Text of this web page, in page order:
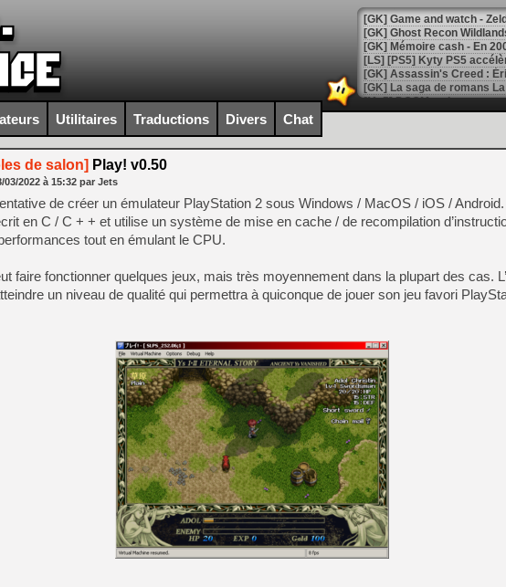
[Mo5] DOOM arrive en
[GK] Bethesda fête les 30
[GK] Roblox : l'action en
[GK] Agenda - GeForce
[GK] Devolver Digital en a
[LS] [PS5] ps5-y2jb-
[GK] Pourquoi Marvel
[GK] Test : Restory : Chill
[GK] GTA 6 : Rockstar
[GK] Hot Wheels Infinite
[GK] Mémoire cash -
[GK] Résultats Nintendo :
[GK] Déjà des
[Mo5] Brickboy cherche à
[GK] Minecraft et ses «
[GK] Beast of
[GK] Ubisoft : fin de partie
[GK] Mémoire cash -
[GK] Dan Houser (GTA)
[GK] Comment EA Sports
[GK] Crimson Moon : un
[GK] Isle of Reveries : le
[GK] Moonlighter 2 : The
[GK] Capcom relance
Utilitaires Traductions Divers Chat
de salon] Play! v0.50
03/2022 à 15:32 par Jets
de créer un émulateur PlayStation 2 sous Windows / MacOS / iOS /
en C / C + + et utilise un système de mise en cache / de recompilation
tout en émulant le CPU.
faire fonctionner quelques jeux, mais très moyennement dans la plupart des cas.
un niveau de qualité qui permettra à quiconque de jouer son jeu favori